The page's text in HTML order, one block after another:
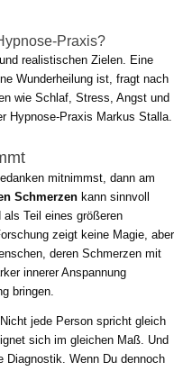
Praxis?
realistischen Zielen. Eine
Wunderheilung ist, fragt nach
wie Schlaf, Stress, Angst und
Hypnose-Praxis Markus Stalla.
mitnimmst, dann am
Schmerzen kann sinnvoll
Teil eines größeren
zeigt keine Magie, aber
deren Schmerzen mit
innerer Anspannung
bringen.
jede Person spricht gleich
sich im gleichen Maß. Und
Diagnostik. Wenn Du dennoch